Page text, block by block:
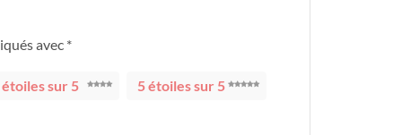
avec *
sur 5 5 étoiles sur 5